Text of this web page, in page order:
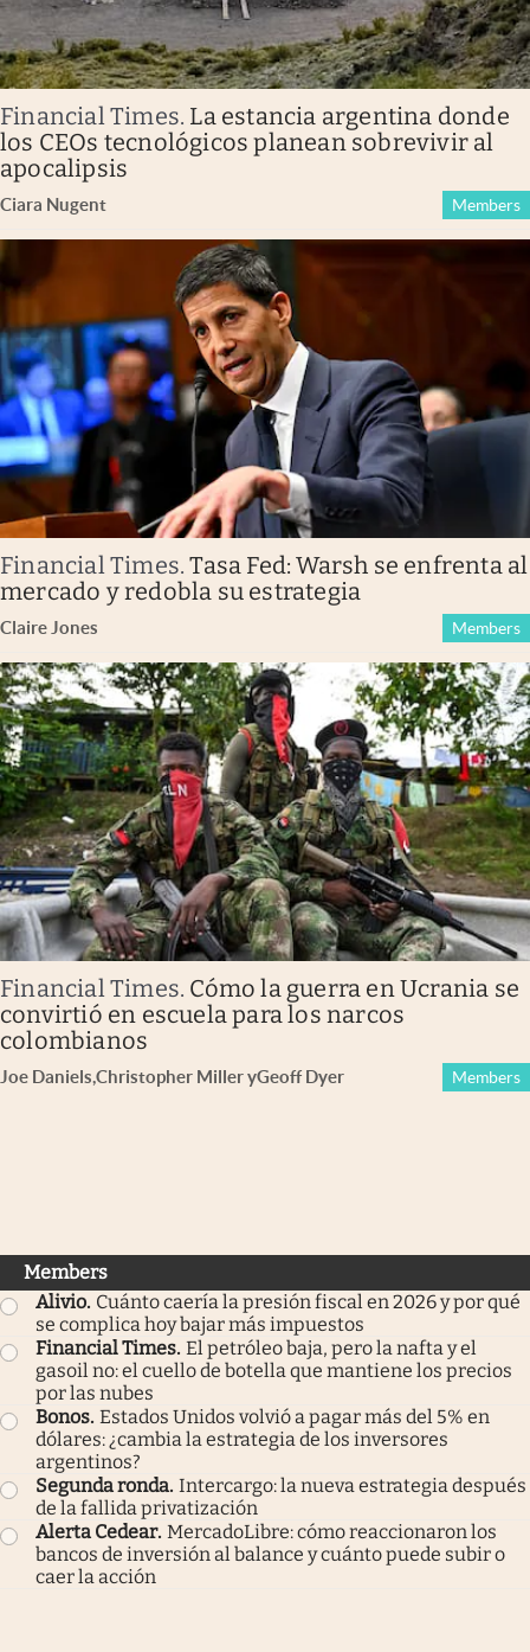
Financial Times. La estancia argentina donde
los CEOs tecnológicos planean sobrevivir al
apocalipsis
Ciara Nugent Members
Financial Times.Tasa Fed: Warsh se enfrenta al
mercado y redobla su estrategia
Claire Jones Members
Financial Times. Cómo la guerra en Ucrania se
convirtió en escuela para los narcos
colombianos
Joe Daniels,Christopher MilleryGeoff Dyer Members
Members
Alivio. Cuánto caería la presión fiscal en 2026 y por qué
se complica hoy bajar más impuestos
Financial Times. El petróleo baja, pero la nafta y el
gasoil no: el cuello de botella que mantiene los precios
por las nubes
Bonos. Estados Unidos volvió a pagar más del 5% en
dólares: ¿cambia la estrategia de los inversores
argentinos?
Segunda ronda. Intercargo: la nueva estrategia después
de la fallida privatización
Alerta Cedear. MercadoLibre: cómo reaccionaron los
bancos de inversión al balance y cuánto puede subir o
caer la acción